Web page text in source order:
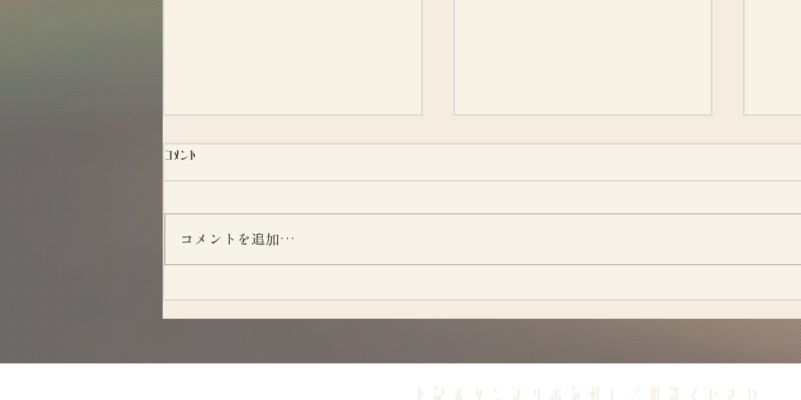
昭和たばこ図鑑 出産予定日 寝不足
コメント
コメントを追加…
​下記ボタンよりお気軽にご相談ください